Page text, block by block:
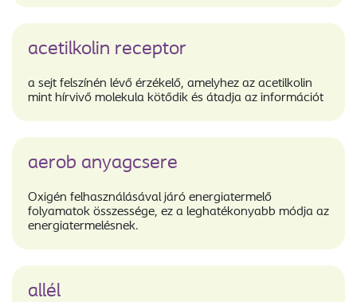
acetilkolin receptor
a sejt felszínén lévő érzékelő, amelyhez az acetilkolin
mint hírvivő molekula kötődik és átadja az információt
aerob anyagcsere
Oxigén felhasználásával járó energiatermelő
folyamatok összessége, ez a leghatékonyabb módja az
energiatermelésnek.
allél